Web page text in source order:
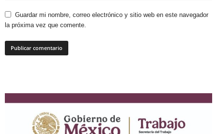
Guardar mi nombre, correo electrónico y sitio web en este navegador
la próxima vez que comente.